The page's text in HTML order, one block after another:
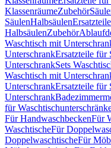
KlassenräumeZubehör
SäulenHalbsäulen
HalbsäulenZubehör
Waschtisch mit
UnterschrankErsatzteile für
UnterschrankSets
Waschtisch mit
UnterschrankErsatzteile für
Unterschrank
für
Für HandwaschbeckenFür
WaschtischeFür
DoppelwaschtischeFür